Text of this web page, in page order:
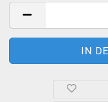
Meter